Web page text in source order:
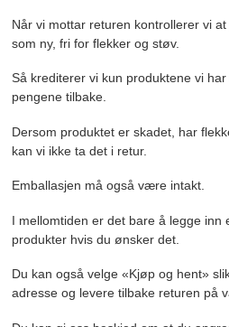
Når vi mottar returen kontrollerer vi
som ny, fri for flekker og støv.
Så krediterer vi kun produktene vi
pengene tilbake.
Dersom produktet er skadet, har
kan vi ikke ta det i retur.
Emballasjen må også være intakt.
I mellomtiden er det bare å legge inn
produkter hvis du ønsker det.
Du kan også velge «Kjøp og hent»
adresse og levere tilbake returen på